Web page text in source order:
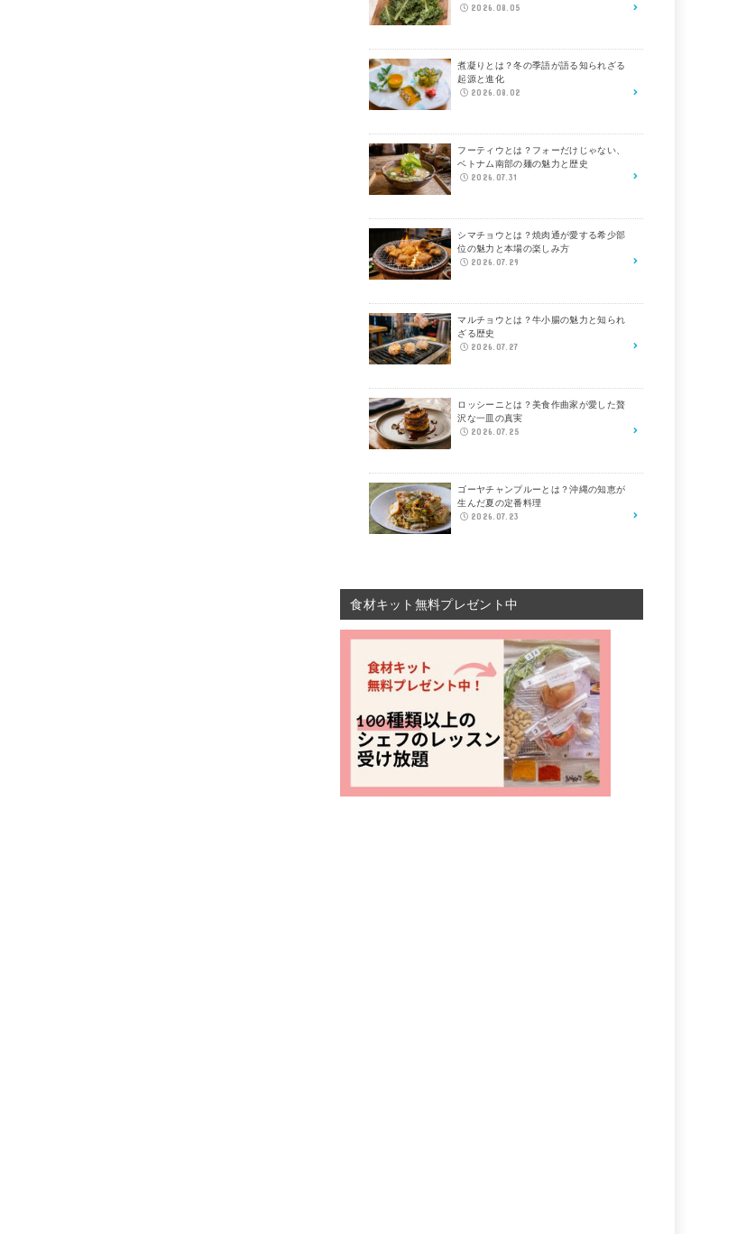
2026.08.05
煮凝りとは？冬の季語が語る知られざる
起源と進化
2026.08.02
フーティウとは？フォーだけじゃない、
ベトナム南部の麺の魅力と歴史
2026.07.31
シマチョウとは？焼肉通が愛する希少部
位の魅力と本場の楽しみ方
2026.07.29
マルチョウとは？牛小腸の魅力と知られ
ざる歴史
2026.07.27
ロッシーニとは？美食作曲家が愛した贅
沢な一皿の真実
2026.07.25
ゴーヤチャンプルーとは？沖縄の知恵が
生んだ夏の定番料理
2026.07.23
食材キット無料プレゼント中